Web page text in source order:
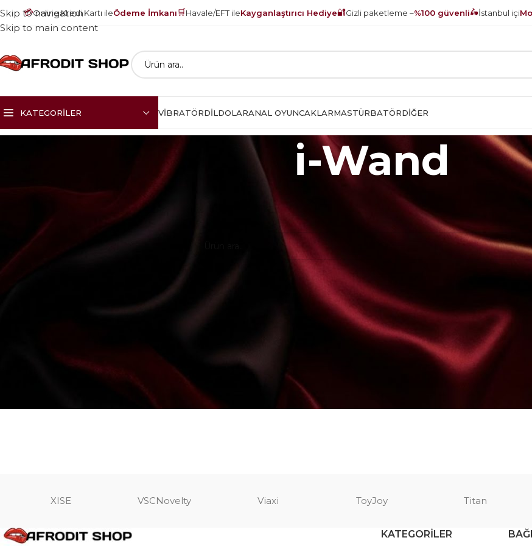
💳Online Kredi Kartı ileÖdeme İmkanı🛒Havale/EFT ileKayganlaştırıcı Hediye🔐Gizli paketleme –%100 güvenli🛵İstanbul içi
Skip to navigation
Skip to main content
KATEGORILER VIBRATÖRDILDOLARANAL OYUNCAKLARMASTÜRBATÖRDIĞER
i-Wand
Seçiminizle eşleşen ürün bulunamadı.
XISE VSCNovelty Viaxi ToyJoy Titan
KATEGORILER